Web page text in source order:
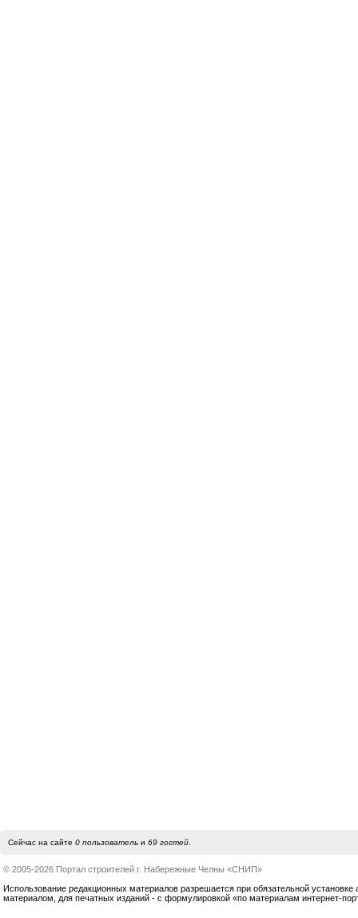
Сейчас на сайте 0 пользовательи 69 гостей.
© 2005-2026 Портал строителей г. Набережные Челны «СНИП»
Использование редакционных материалов разрешается при обязательной установке
материалом, для печатных изданий - с формулировкой «по материалам интернет-